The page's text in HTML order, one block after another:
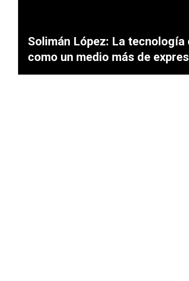
Solimán López: La tecnología
como un medio más de